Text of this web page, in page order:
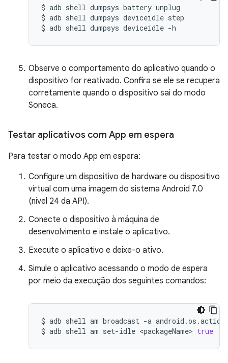
$ adb shell dumpsys battery unplug
$ adb shell dumpsys deviceidle step
$ adb shell dumpsys deviceidle -h
Observe o comportamento do aplicativo quando o
dispositivo for reativado. Confira se ele se recupera
corretamente quando o dispositivo sai do modo
Soneca.
Testar aplicativos com App em espera
Para testar o modo App em espera:
Configure um dispositivo de hardware ou dispositivo
virtual com uma imagem do sistema Android 7.0
(nível 24 da API).
Conecte o dispositivo à máquina de
desenvolvimento e instale o aplicativo.
Execute o aplicativo e deixe-o ativo.
Simule o aplicativo acessando o modo de espera
por meio da execução dos seguintes comandos:
$ adb shell am broadcast -a
$ adb shell am set-idle <packageName> true